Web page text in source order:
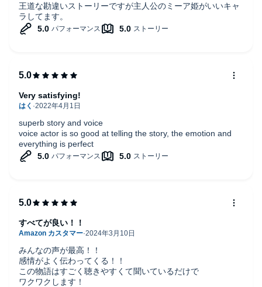
王道な勘違いストーリーですが主人公のミーア姫がいいキャ
ラしてます。
superb story and voice
voice actor is so good at telling the story, the emotion and
everything is perfect
Very satisfying!
みんなの声が最高！！
感情がよく伝わってくる！！
この物語はすごく聴きやすくて聞いているだけで
ワクワクします！
すべてが良い！！